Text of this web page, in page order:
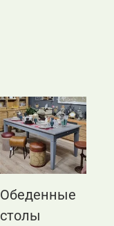
Обеденные
столы